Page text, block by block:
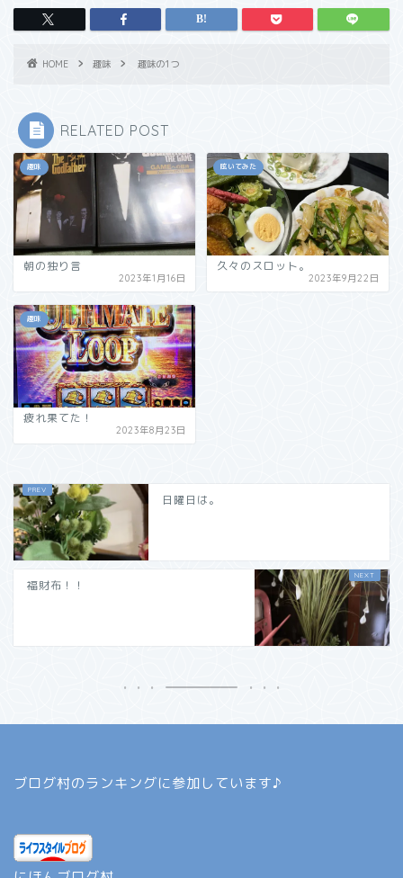
HOME 趣味 趣味の1つ
RELATED POST
趣味
朝の独り言
2023年1月16日
呟いてみた
久々のスロット。
2023年9月22日
趣味
疲れ果てた！
2023年8月23日
日曜日は。
福財布！！
ブログ村のランキングに参加しています♪